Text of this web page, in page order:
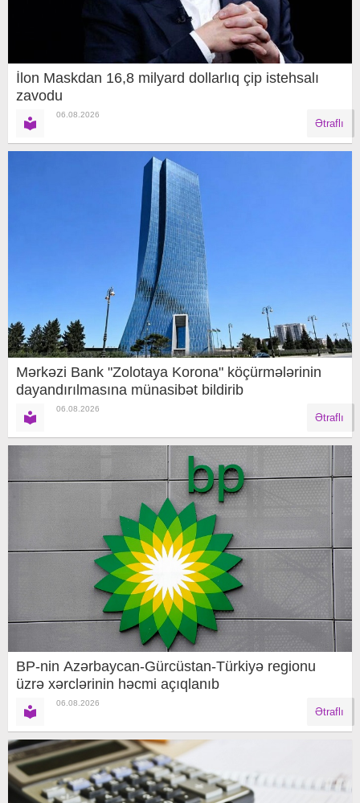
İlon Maskdan 16,8 milyard dollarlıq çip istehsalı
zavodu
06.08.2026
Ətraflı
Mərkəzi Bank "Zolotaya Korona" köçürmələrinin
dayandırılmasına münasibət bildirib
06.08.2026
Ətraflı
BP-nin Azərbaycan-Gürcüstan-Türkiyə regionu
üzrə xərclərinin həcmi açıqlanıb
06.08.2026
Ətraflı